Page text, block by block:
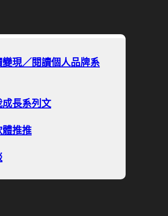
變現／閱讀個人品牌系
成長系列文
體推推